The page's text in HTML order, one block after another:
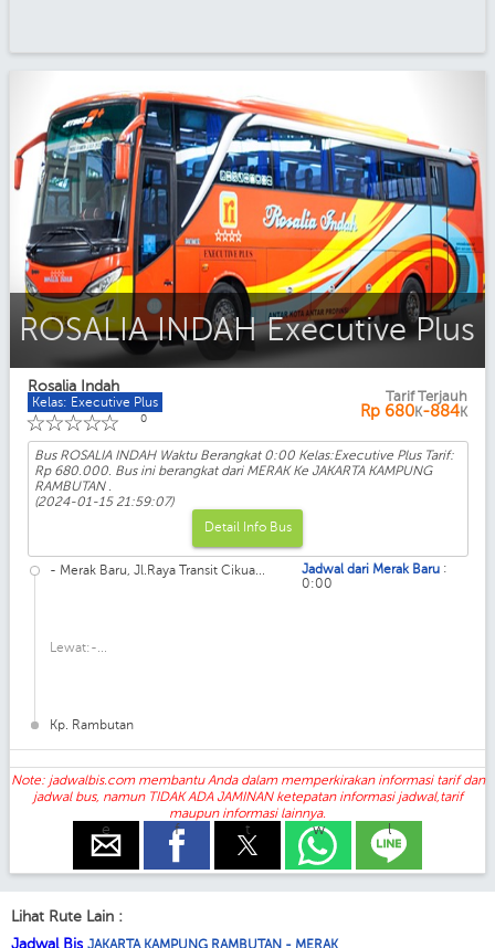
ROSALIA INDAH Executive Plus
Rosalia Indah
Kelas: Executive Plus
☆
☆
☆
☆
☆ 0
Tarif Terjauh
Rp 680K-884K
Bus ROSALIA INDAH Waktu Berangkat 0:00 Kelas:Executive Plus Tarif:
Rp 680.000. Bus ini berangkat dari MERAK Ke JAKARTA KAMPUNG
RAMBUTAN .
(2024-01-15 21:59:07)
Detail Info Bus
- Merak Baru, Jl.Raya Transit Cikua...
Lewat:-...
Kp. Rambutan
Jadwal dari Merak Baru :
0:00
Note: jadwalbis.com membantu Anda dalam memperkirakan informasi tarif dan
jadwal bus, namun TIDAK ADA JAMINAN ketepatan informasi jadwal,tarif
maupun informasi lainnya.
e f t w l
Lihat Rute Lain :
Jadwal Bis JAKARTA KAMPUNG RAMBUTAN - MERAK